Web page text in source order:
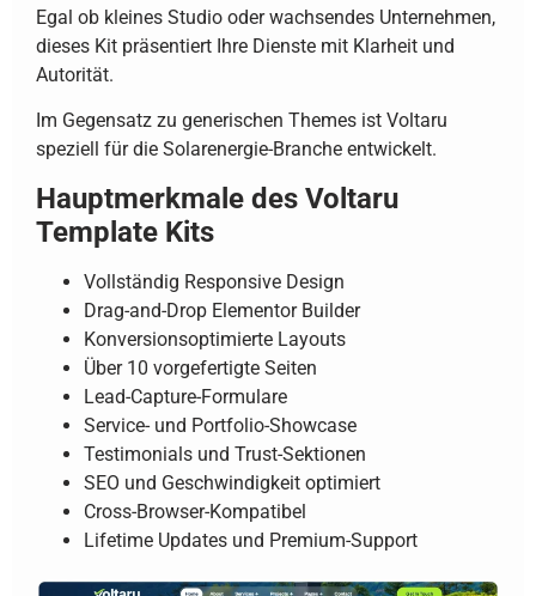
Egal ob kleines Studio oder wachsendes Unternehmen,
dieses Kit präsentiert Ihre Dienste mit Klarheit und
Autorität.
Im Gegensatz zu generischen Themes ist Voltaru
speziell für die Solarenergie-Branche entwickelt.
Hauptmerkmale des Voltaru
Template Kits
Vollständig Responsive Design
Drag-and-Drop Elementor Builder
Konversionsoptimierte Layouts
Über 10 vorgefertigte Seiten
Lead-Capture-Formulare
Service- und Portfolio-Showcase
Testimonials und Trust-Sektionen
SEO und Geschwindigkeit optimiert
Cross-Browser-Kompatibel
Lifetime Updates und Premium-Support